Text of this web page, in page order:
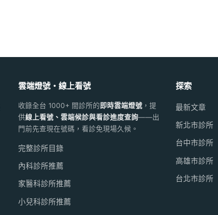
雲端燈號・線上看號
收錄全台 1000+ 間診所的 即時雲端燈號，提
供線上看號、雲端候診與看診進度查詢——出
門前先查現在號碼，看診免現場久候。
完整診所目錄
內科診所推薦
家醫科診所推薦
小兒科診所推薦
探索
最新文章
新北市診所
台中市診所
高雄市診所
台北市診所